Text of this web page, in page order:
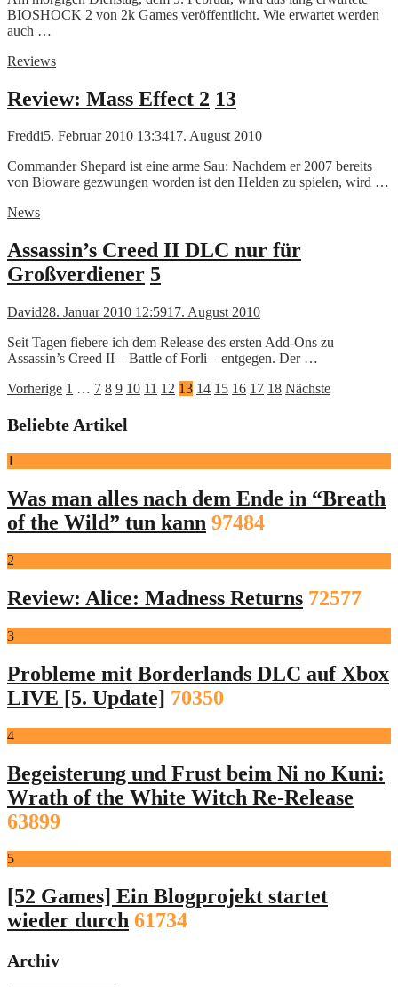
BIOSHOCK 2 von 2k Games veröffentlicht. Wie erwartet werden
auch …
Reviews
Review: Mass Effect 2 13
Freddi5. Februar 2010 13:3417. August 2010
Commander Shepard ist eine arme Sau: Nachdem er 2007 bereits
von Bioware gezwungen worden ist den Helden zu spielen, wird …
News
Assassin’s Creed II DLC nur für
Großverdiener 5
David28. Januar 2010 12:5917. August 2010
Seit Tagen fiebere ich dem Release des ersten Add-Ons zu
Assassin’s Creed II – Battle of Forli – entgegen. Der …
Seitennummerierung
der
Vorherige 1 … 7 8 9 10 11 12 13 14 15 16 17 18 Nächste
Beliebte Artikel
1
Was man alles nach dem Ende in “Breath
of the Wild” tun kann 97484
2
Review: Alice: Madness Returns 72577
3
Probleme mit Borderlands DLC auf Xbox
LIVE [5. Update] 70350
4
Begeisterung und Frust beim Ni no Kuni:
Wrath of the White Witch Re-Release
63899
5
[52 Games] Ein Blogprojekt startet
wieder durch 61734
Archiv